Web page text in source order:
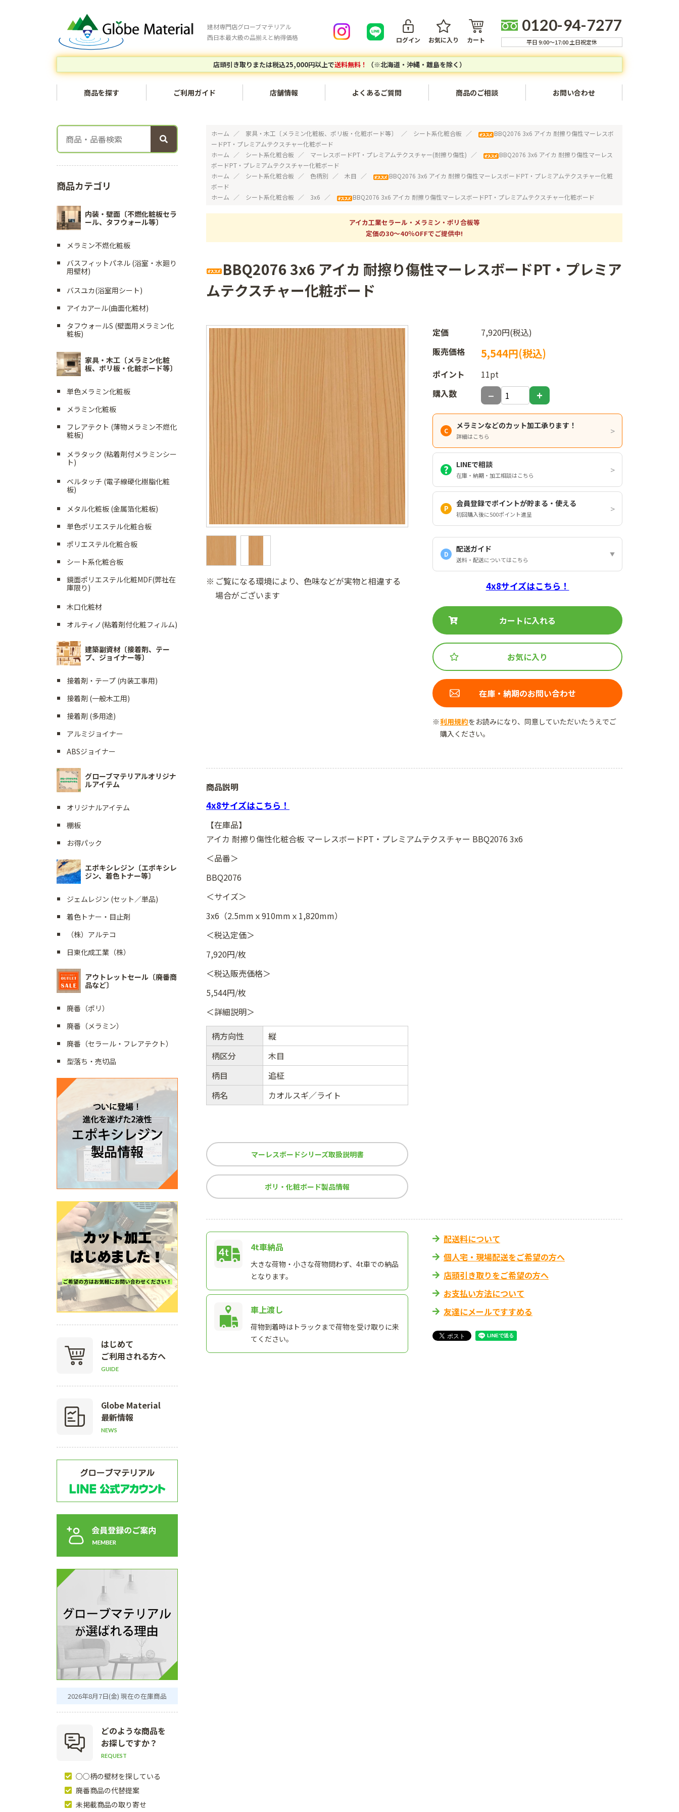
建材専門店グローブマテリアル
西日本最大級の品揃えと納得価格
ログイン お気に入り カート
0120-94-7277
平日 9:00～17:00 土日祝定休
店頭引き取りまたは税込25,000円以上で送料無料！ （※北海道・沖縄・離島を除く）
商品を探す
内装・壁面〔不燃化粧板セラ
ール、タフウォール等〕
家具・木工〔メラミン化粧
建築副資材〔接着剤、テー
プ、ジョイナー等〕
ルアイテム
ジン、着色トナー等〕
品など〕
ご利用ガイド
会員登録について
ご注文キャンセルについて
ご注文の流れ
お支払い方法
対応エリア
店舗情報 よくあるご質問 商品のご相談 お問い合わせ
ホーム 家具・木工〔メラミン化粧板、ポリ板・化粧ボード等〕 シート系化粧合板
BBQ2076 3x6 アイカ 耐擦り傷性マーレスボ
ードPT・プレミアムテクスチャー化粧ボード
ホーム
シート系化粧合板 マーレスボードPT・プレミアムテクスチャー(耐擦り傷性)
BBQ2076 3x6 アイカ 耐擦り傷性マーレス
ボードPT・プレミアムテクスチャー化粧ボード
ホーム
シート系化粧合板 色柄別 木目
BBQ2076 3x6 アイカ 耐擦り傷性マーレスボードPT・プレミアムテクスチャー化粧
ボード
ホーム
シート系化粧合板 3x6 BBQ2076 3x6 アイカ 耐擦り傷性マーレスボードPT・プレミアムテクスチャー化粧ボード
アイカ工業セラール・メラミン・ポリ合板等
定価の30～40％OFFでご提供中!
BBQ2076 3x6 アイカ 耐擦り傷性マーレスボードPT・プレミア
ムテクスチャー化粧ボード
ご覧になる環境により、色味などが実物と相違する
場合がございます
定価
7,920円(税込)
販売価格
5,544円(税込)
ポイント
11pt
購入数
メラミンなどのカット加工承ります！
詳細はこちら
LINEで相談
在庫・納期・加工相談はこちら
会員登録でポイントが貯まる・使える
初回購入後に500ポイント進呈
D
配送ガイド
送料・配送についてはこちら
4x8サイズはこちら！
カートに入れる
お気に入り
在庫・納期のお問い合わせ
利用規約をお読みになり、同意していただいたうえでご
購入ください。
商品説明
4x8サイズはこちら！
【在庫品】
アイカ 耐擦り傷性化粧合板 マーレスボードPT・プレミアムテクスチャー BBQ2076 3x6
＜品番＞
BBQ2076
＜サイズ＞
3x6（2.5mmｘ910mmｘ1,820mm）
＜税込定価＞
7,920円/枚
＜税込販売価格＞
5,544円/枚
＜詳細説明＞
柄方向性
縦
柄区分
木目
柄目
追柾
柄名
カオルスギ／ライト
マーレスボードシリーズ取扱説明書
ポリ・化粧ボード製品情報
4t車納品
大きな荷物・小さな荷物問わず、4t車での納品
となります。
車上渡し
荷物到着時はトラックまで荷物を受け取りに来
てください。
配送料について
個人宅・現場配送をご希望の方へ
店頭引き取りをご希望の方へ
お支払い方法について
友達にメールですすめる
商品カテゴリ
内装・壁面〔不燃化粧板セラ
ール、タフウォール等〕
メラミン不燃化粧板
バスフィットパネル (浴室・水廻り
用壁材)
バスユカ(浴室用シート)
アイカアール(曲面化粧材)
タフウォールS (壁面用メラミン化
粧板)
家具・木工〔メラミン化粧
板、ポリ板・化粧ボード等〕
単色メラミン化粧板
メラミン化粧板
フレアテクト (薄物メラミン不燃化
粧板)
メラタック (粘着剤付メラミンシー
ト)
ベルタッチ (電子線硬化樹脂化粧
板)
メタル化粧板 (金属箔化粧板)
単色ポリエステル化粧合板
ポリエステル化粧合板
シート系化粧合板
鏡面ポリエステル化粧MDF(弊社在
庫限り)
木口化粧材
オルティノ(粘着剤付化粧フィルム)
建築副資材〔接着剤、テー
プ、ジョイナー等〕
接着剤・テープ (内装工事用)
接着剤 (一般木工用)
接着剤 (多用途)
アルミジョイナー
ABSジョイナー
グローブマテリアルオリジナ
ルアイテム
オリジナルアイテム
棚板
お得パック
エポキシレジン〔エポキシレ
ジン、着色トナー等〕
ジェムレジン (セット／単品)
着色トナー・目止剤
（株）アルテコ
日東化成工業（株）
アウトレットセール〔廃番商
品など〕
廃番（ポリ）
廃番（メラミン）
廃番（セラール・フレアテクト）
型落ち・売切品
はじめて
ご利用される方へ
GUIDE
Globe Material
最新情報
NEWS
2026年8月7日(金) 現在の在庫商品
どのような商品を
お探しですか？
REQUEST
○○柄の壁材を探している
廃番商品の代替提案
未掲載商品の取り寄せ